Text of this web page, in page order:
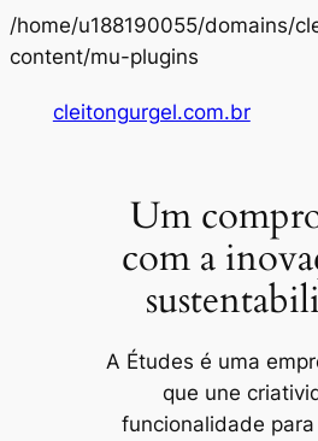
/home/u188190055/domains/
content/mu-plugins
o
cleitongurgel.com.br
Um
com a
A Études é uma
que une
funcionalidade